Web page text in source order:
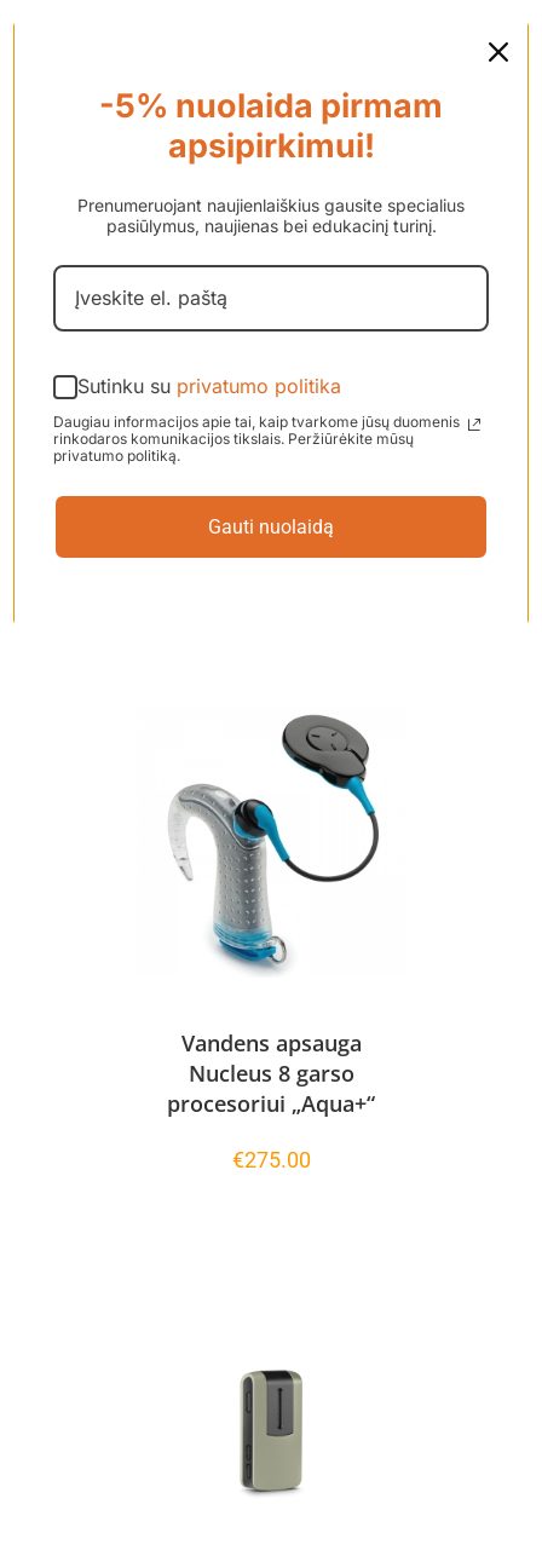
Mikrofono filtrai
garso procesoriui
vnt.)
Vandens apsauga
Nucleus 8 garso
procesoriui „Aqua+“
€275.00
-5% nuolaida pirmam
apsipirkimui!
Prenumeruojant naujienlaiškius gausite specialius
pasiūlymus, naujienas bei edukacinį turinį.
Sutinku su privatumo politika
Daugiau informacijos apie tai, kaip tvarkome jūsų duomenis
rinkodaros komunikacijos tikslais. Peržiūrėkite mūsų
privatumo politiką.
Gauti nuolaidą